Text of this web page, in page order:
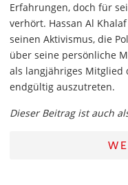
Erfahrungen, doch für
verhört. Hassan Al
seinen Aktivismus, die
über seine persönliche
als langjähriges Mitglied
endgültig auszutreten.
Dieser Beitrag ist auch